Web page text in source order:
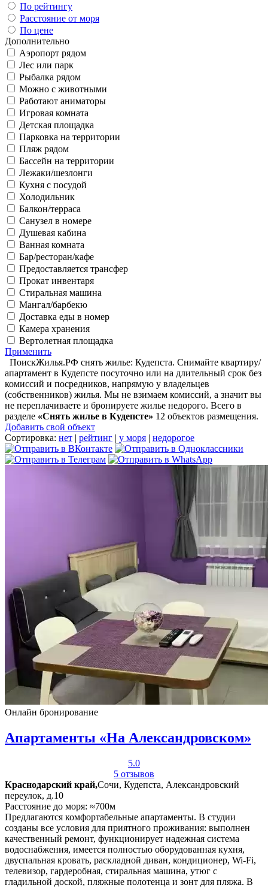
По рейтингу
Расстояние от моря
По цене
Дополнительно
Аэропорт рядом
Лес или парк
Рыбалка рядом
Можно с животными
Работают аниматоры
Игровая комната
Детская площадка
Парковка на территории
Пляж рядом
Бассейн на территории
Лежаки/шезлонги
Кухня с посудой
Холодильник
Балкон/терраса
Санузел в номере
Душевая кабина
Ванная комната
Бар/ресторан/кафе
Предоставляется трансфер
Прокат инвентаря
Стиральная машина
Мангал/барбекю
Доставка еды в номер
Камера хранения
Вертолетная площадка
Применить
ПоискЖилья.РФ снять жилье: Кудепста. Снимайте квартиру/
апартамент в Кудепсте посуточно или на длительный срок без
комиссий и посредников, напрямую у владельцев
(собственников) жилья. Мы не взимаем комиссий, а значит вы
не переплачиваете и бронируете жилье недорого. Всего в
разделе «Снять жилье в Кудепсте» 12 объектов размещения.
Добавить свой объект
Сортировка: нет | рейтинг | у моря | недорогое
Онлайн бронирование
Апартаменты «На Александровском»
5.0
5 отзывов
Краснодарский край,Сочи, Кудепста, Александровский
переулок, д.10
Расстояние до моря: ≈700м
Предлагаются комфортабельные апартаменты. В студии
созданы все условия для приятного проживания: выполнен
качественный ремонт, функционирует надежная система
водоснабжения, имеется полностью оборудованная кухня,
двуспальная кровать, раскладной диван, кондиционер, Wi-Fi,
телевизор, гардеробная, стиральная машина, утюг с
гладильной доской, пляжные полотенца и зонт для пляжа. В